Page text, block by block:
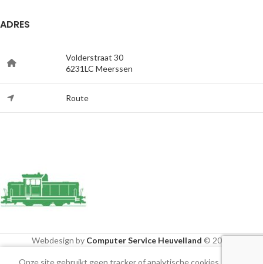
ADRES
Volderstraat 30
6231LC Meerssen
Route
Webdesign by Computer Service Heuvelland © 2020
Onze site gebruikt geen tracker of analytische cookies, alleen